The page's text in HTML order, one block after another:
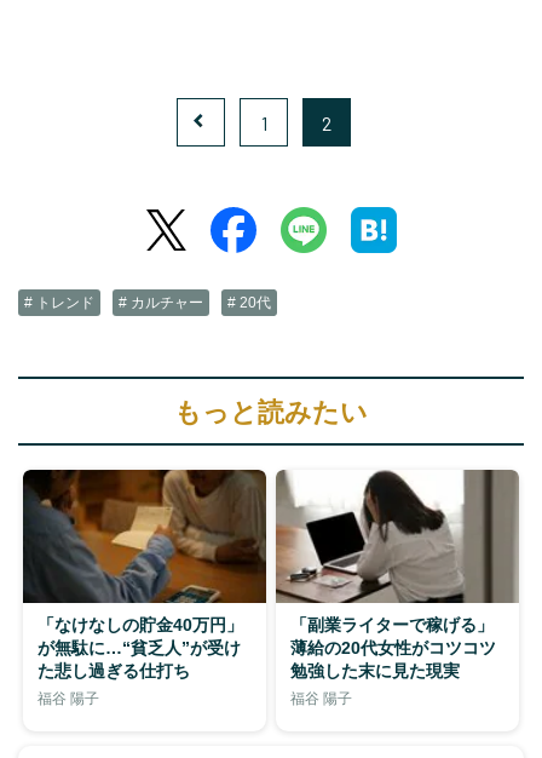
1 2
# トレンド # カルチャー # 20代
もっと読みたい
「なけなしの貯金40万円」
が無駄に…“貧乏人”が受け
た悲し過ぎる仕打ち
福谷 陽子
「副業ライターで稼げる」
薄給の20代女性がコツコツ
勉強した末に見た現実
福谷 陽子